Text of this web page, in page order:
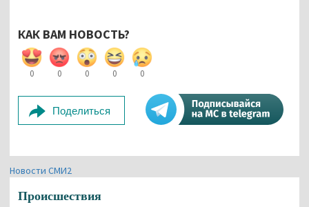
КАК ВАМ НОВОСТЬ?
0 0 0 0 0
Поделиться
Новости СМИ2
Происшествия